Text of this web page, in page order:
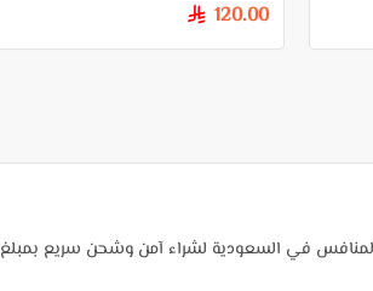
120.00
§
في السعودية لشراء آمن وشحن سريع بمبلغ 20